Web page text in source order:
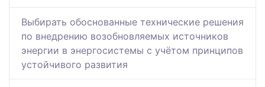
Выбирать обоснованные технические решения
по внедрению возобновляемых источников
энергии в энергосистемы с учётом принципов
устойчивого развития